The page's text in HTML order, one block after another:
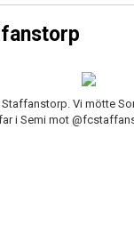
Vi mötte
i Semi mot